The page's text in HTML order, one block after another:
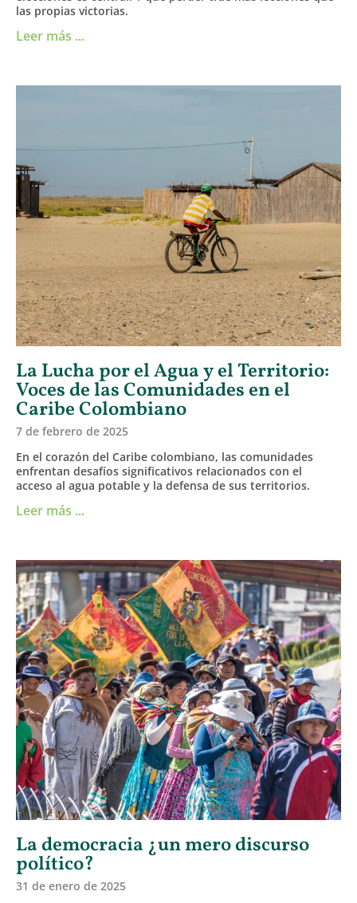
las propias victorias.
Leer más ...
La Lucha por el Agua y el Territorio:
Voces de las Comunidades en el
Caribe Colombiano
7 de febrero de 2025
En el corazón del Caribe colombiano, las comunidades
enfrentan desafíos significativos relacionados con el
acceso al agua potable y la defensa de sus territorios.
Leer más ...
La democracia ¿un mero discurso
político?
31 de enero de 2025